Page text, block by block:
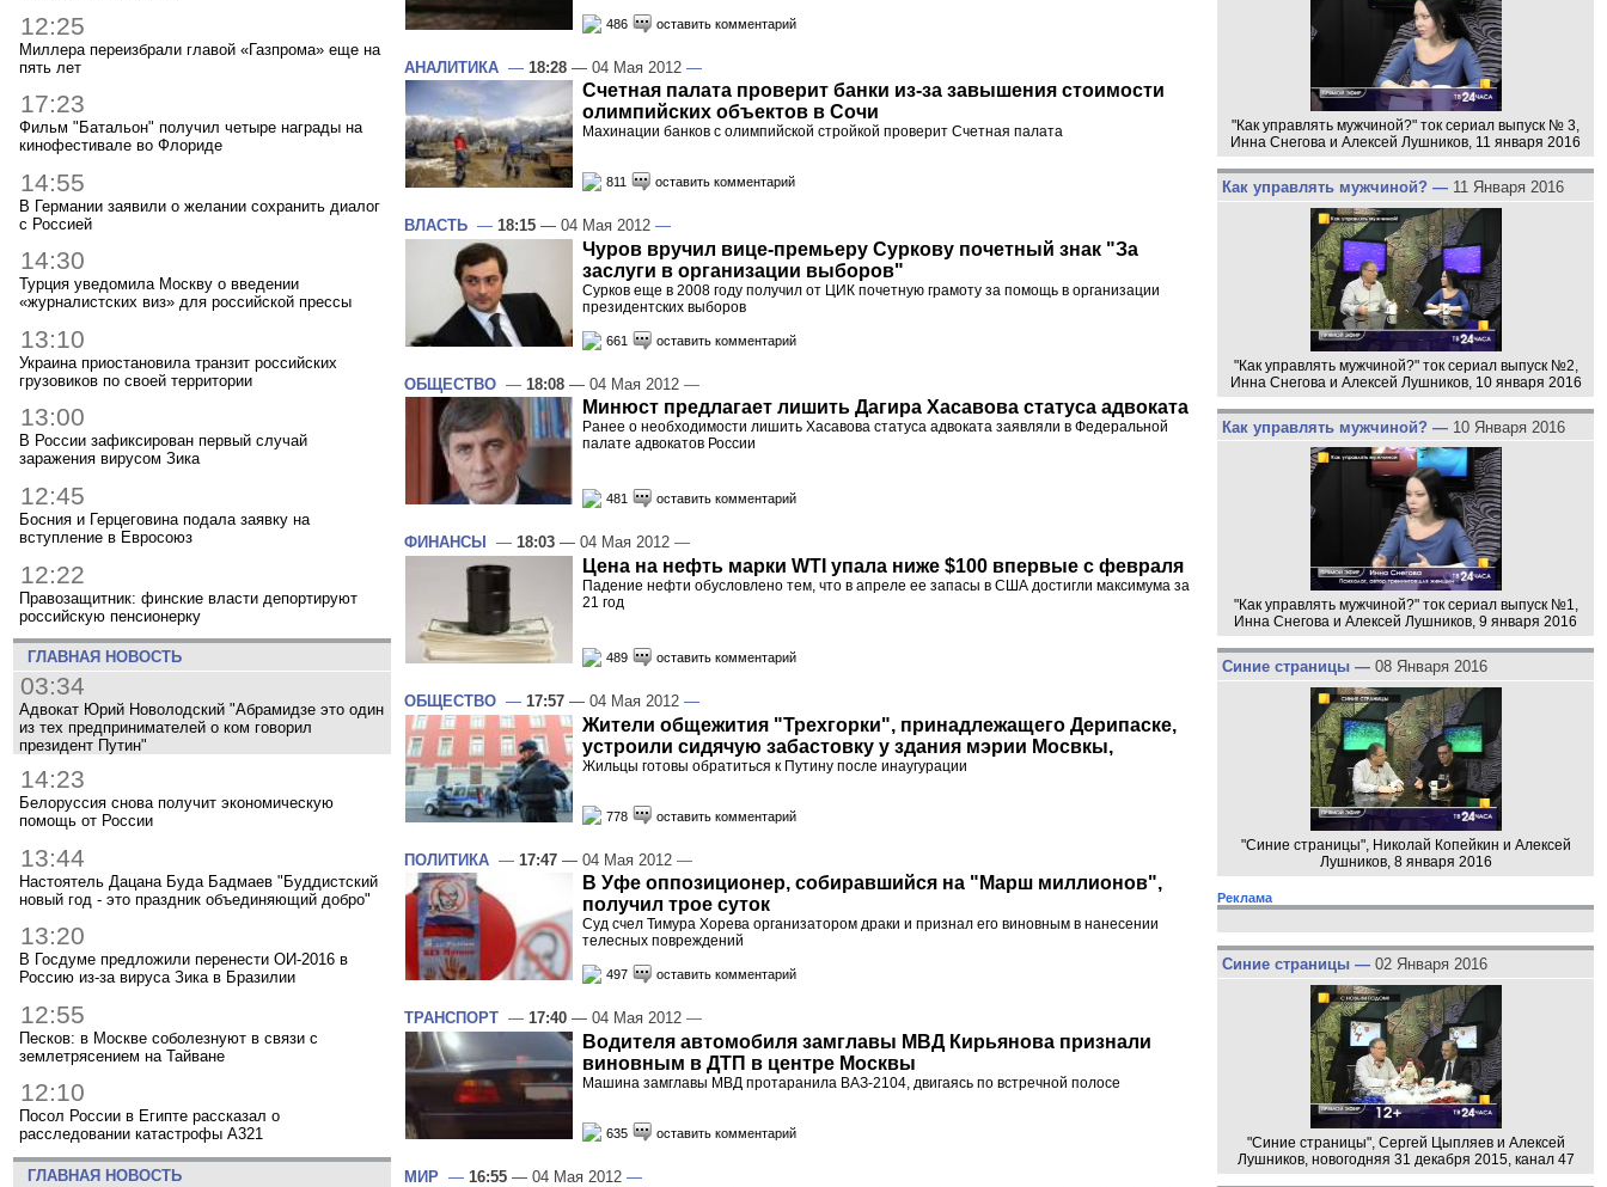
12:25
Миллера переизбрали главой «Газпрома» еще на
пять лет
17:23
Фильм "Батальон" получил четыре награды на
кинофестивале во Флориде
14:55
В Германии заявили о желании сохранить диалог
с Россией
14:30
Турция уведомила Москву о введении
«журналистских виз» для российской прессы
13:10
Украина приостановила транзит российских
грузовиков по своей территории
13:00
В России зафиксирован первый случай
заражения вирусом Зика
12:45
Босния и Герцеговина подала заявку на
вступление в Евросоюз
12:22
Правозащитник: финские власти депортируют
российскую пенсионерку
ГЛАВНАЯ НОВОСТЬ
03:34
Адвокат Юрий Новолодский "Абрамидзе это один
из тех предпринимателей о ком говорил
президент Путин"
14:23
Белоруссия снова получит экономическую
помощь от России
13:44
Настоятель Дацана Буда Бадмаев "Буддистский
новый год - это праздник объединяющий добро"
13:20
В Госдуме предложили перенести ОИ-2016 в
Россию из-за вируса Зика в Бразилии
12:55
Песков: в Москве соболезнуют в связи с
землетрясением на Тайване
12:10
Посол России в Египте рассказал о
расследовании катастрофы A321
ГЛАВНАЯ НОВОСТЬ
486 оставить комментарий
АНАЛИТИКА — 18:28 — 04 Мая 2012 —
Счетная палата проверит банки из-за завышения стоимости
олимпийских объектов в Сочи
Махинации банков с олимпийской стройкой проверит Счетная палата
811 оставить комментарий
ВЛАСТЬ — 18:15 — 04 Мая 2012 —
Чуров вручил вице-премьеру Суркову почетный знак "За
заслуги в организации выборов"
Сурков еще в 2008 году получил от ЦИК почетную грамоту за помощь в организации
президентских выборов
661 оставить комментарий
ОБЩЕСТВО — 18:08 — 04 Мая 2012 —
Минюст предлагает лишить Дагира Хасавова статуса адвоката
Ранее о необходимости лишить Хасавова статуса адвоката заявляли в Федеральной
палате адвокатов России
481 оставить комментарий
ФИНАНСЫ — 18:03 — 04 Мая 2012 —
Цена на нефть марки WTI упала ниже $100 впервые с февраля
Падение нефти обусловлено тем, что в апреле ее запасы в США достигли максимума за
21 год
489 оставить комментарий
ОБЩЕСТВО — 17:57 — 04 Мая 2012 —
Жители общежития "Трехгорки", принадлежащего Дерипаске,
устроили сидячую забастовку у здания мэрии Мосвкы,
Жильцы готовы обратиться к Путину после инаугурации
778 оставить комментарий
ПОЛИТИКА — 17:47 — 04 Мая 2012 —
В Уфе оппозиционер, собиравшийся на "Марш миллионов",
получил трое суток
Суд счел Тимура Хорева организатором драки и признал его виновным в нанесении
телесных повреждений
497 оставить комментарий
ТРАНСПОРТ — 17:40 — 04 Мая 2012 —
Водителя автомобиля замглавы МВД Кирьянова признали
виновным в ДТП в центре Москвы
Машина замглавы МВД протаранила ВАЗ-2104, двигаясь по встречной полосе
635 оставить комментарий
МИР — 16:55 — 04 Мая 2012 —
"Как управлять мужчиной?" ток сериал выпуск № 3,
Инна Снегова и Алексей Лушников, 11 января 2016
Как управлять мужчиной? — 11 Января 2016
"Как управлять мужчиной?" ток сериал выпуск №2,
Инна Снегова и Алексей Лушников, 10 января 2016
Как управлять мужчиной? — 10 Января 2016
"Как управлять мужчиной?" ток сериал выпуск №1,
Инна Снегова и Алексей Лушников, 9 января 2016
Синие страницы — 08 Января 2016
"Синие страницы", Николай Копейкин и Алексей
Лушников, 8 января 2016
Реклама
Синие страницы — 02 Января 2016
"Синие страницы", Сергей Цыпляев и Алексей
Лушников, новогодняя 31 декабря 2015, канал 47